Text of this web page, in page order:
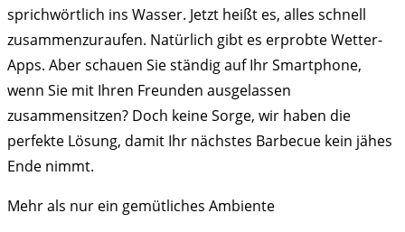
sprichwörtlich ins Wasser. Jetzt heißt es, alles schnell
zusammenzuraufen. Natürlich gibt es erprobte Wetter-
Apps. Aber schauen Sie ständig auf Ihr Smartphone,
wenn Sie mit Ihren Freunden ausgelassen
zusammensitzen? Doch keine Sorge, wir haben die
perfekte Lösung, damit Ihr nächstes Barbecue kein jähes
Ende nimmt.
Mehr als nur ein gemütliches Ambiente